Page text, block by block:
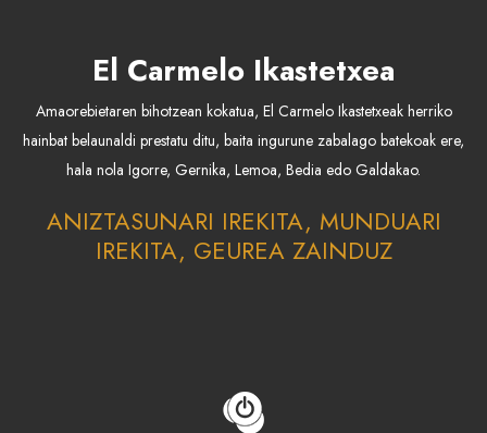
El Carmelo Ikastetxea
Amaorebietaren bihotzean kokatua, El Carmelo Ikastetxeak herriko
hainbat belaunaldi prestatu ditu, baita ingurune zabalago batekoak ere,
hala nola Igorre, Gernika, Lemoa, Bedia edo Galdakao.
ANIZTASUNARI IREKITA, MUNDUARI
IREKITA, GEUREA ZAINDUZ